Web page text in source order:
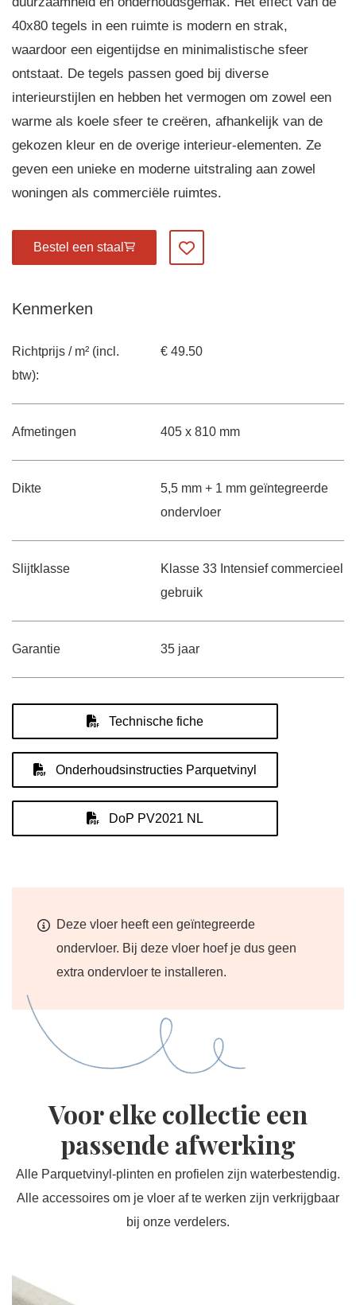
40x80 tegels in een ruimte is modern en strak,
waardoor een eigentijdse en minimalistische sfeer
ontstaat. De tegels passen goed bij diverse
interieurstijlen en hebben het vermogen om zowel een
warme als koele sfeer te creëren, afhankelijk van de
gekozen kleur en de overige interieur-elementen. Ze
geven een unieke en moderne uitstraling aan zowel
woningen als commerciële ruimtes.
Bestel een staal Voeg toe aan favorieten
Kenmerken
Richtprijs / m² (incl.
btw):
€ 49.50
Afmetingen 405 x 810 mm
Dikte
5,5 mm + 1 mm geïntegreerde
ondervloer
Slijtklasse
Klasse 33 Intensief commercieel
gebruik
Garantie 35 jaar
Technische fiche
Onderhoudsinstructies Parquetvinyl
DoP PV2021 NL
Deze vloer heeft een geïntegreerde
ondervloer. Bij deze vloer hoef je dus geen
extra ondervloer te installeren.
Voor elke collectie een
passende afwerking
Alle Parquetvinyl-plinten en profielen zijn waterbestendig.
Alle accessoires om je vloer af te werken zijn verkrijgbaar
bij onze verdelers.